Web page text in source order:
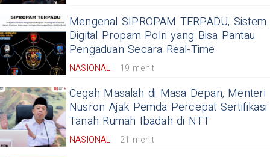
Mengenal SIPROPAM TERPADU, Sistem
Digital Propam Polri yang Bisa Pantau
Pengaduan Secara Real-Time
NASIONAL 19 menit
Cegah Masalah di Masa Depan, Menteri
Nusron Ajak Pemda Percepat Sertifikasi
Tanah Rumah Ibadah di NTT
NASIONAL 21 menit